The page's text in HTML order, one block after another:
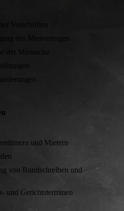
des Mietvertrages
der Mietsache
und Mietern
von Rundschreiben und
und Gerichtsterminen